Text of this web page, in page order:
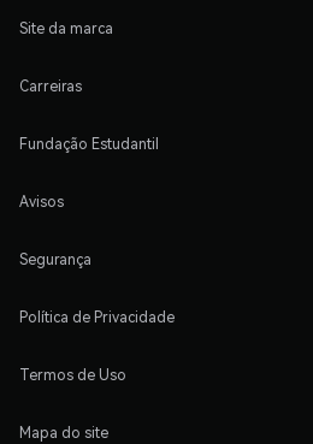
Site da marca
Carreiras
Fundação Estudantil
Avisos
Segurança
Política de Privacidade
Termos de Uso
Mapa do site